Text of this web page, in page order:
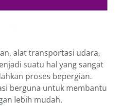
alat transportasi udara,
suatu hal yang sangat
proses bepergian.
berguna untuk membantu
lebih mudah.